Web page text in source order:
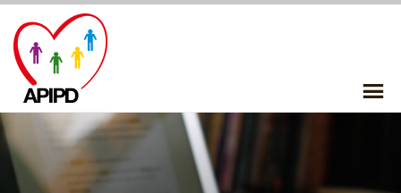
content